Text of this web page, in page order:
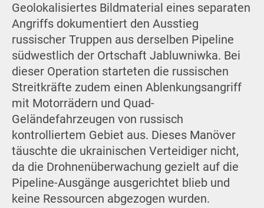
Geolokalisiertes Bildmaterial eines separaten
Angriffs dokumentiert den Ausstieg
russischer Truppen aus derselben Pipeline
südwestlich der Ortschaft Jabluwniwka. Bei
dieser Operation starteten die russischen
Streitkräfte zudem einen Ablenkungsangriff
mit Motorrädern und Quad-
Geländefahrzeugen von russisch
kontrolliertem Gebiet aus. Dieses Manöver
täuschte die ukrainischen Verteidiger nicht,
da die Drohnenüberwachung gezielt auf die
Pipeline-Ausgänge ausgerichtet blieb und
keine Ressourcen abgezogen wurden.